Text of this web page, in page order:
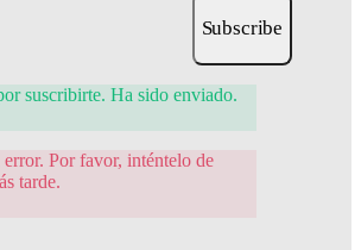
Subscribe
suscribirte. Ha sido enviado.
Por favor, inténtelo de
tarde.